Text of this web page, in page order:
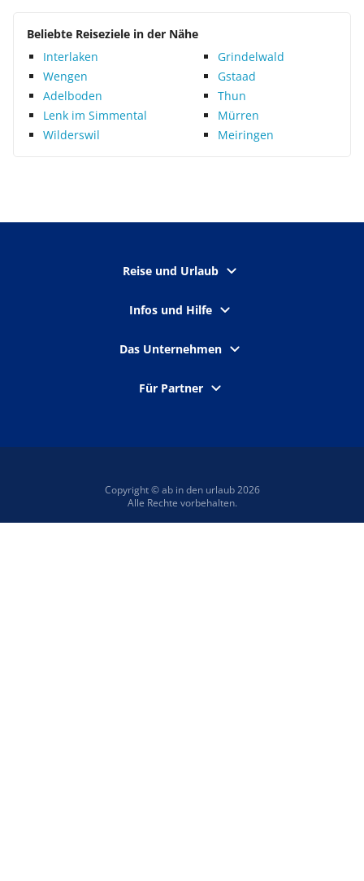
Beliebte Reiseziele in der Nähe
Interlaken
Grindelwald
Wengen
Gstaad
Adelboden
Thun
Lenk im Simmental
Mürren
Wilderswil
Meiringen
Reise und Urlaub
Infos und Hilfe
Das Unternehmen
Für Partner
Copyright © ab in den urlaub 2026
Alle Rechte vorbehalten.